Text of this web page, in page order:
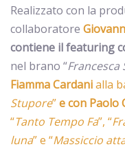
Realizzato con la
collaboratore
contiene il featuring
nel brano “Francesca
FiammaCardanialla
Stupore”e con Paolo
“Tanto Tempo Fa”, “
luna” e “Massiccio